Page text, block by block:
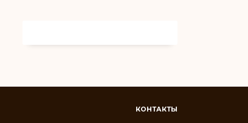
КОНТАКТЫ